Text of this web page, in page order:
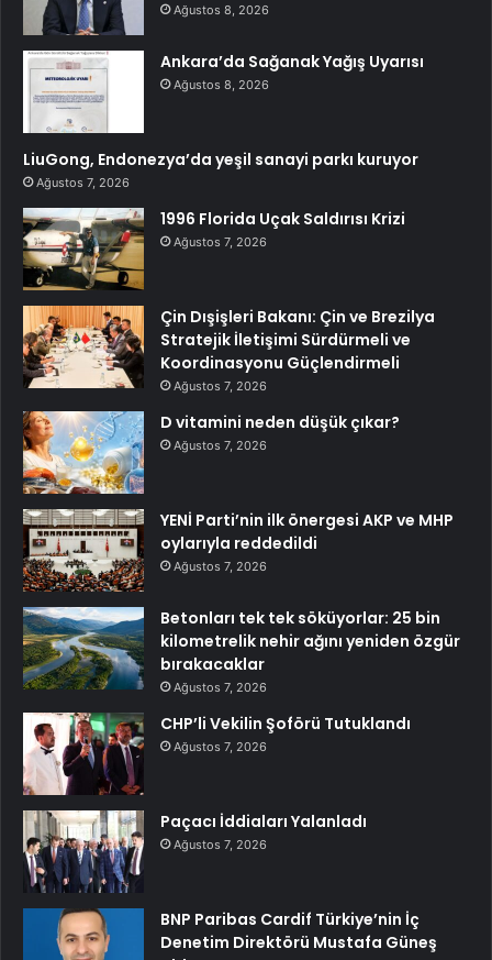
Ağustos 8, 2026
Ankara’da Sağanak Yağış Uyarısı
Ağustos 8, 2026
LiuGong, Endonezya’da yeşil sanayi parkı kuruyor
Ağustos 7, 2026
1996 Florida Uçak Saldırısı Krizi
Ağustos 7, 2026
Çin Dışişleri Bakanı: Çin ve Brezilya
Stratejik İletişimi Sürdürmeli ve
Koordinasyonu Güçlendirmeli
Ağustos 7, 2026
D vitamini neden düşük çıkar?
Ağustos 7, 2026
YENİ Parti’nin ilk önergesi AKP ve MHP
oylarıyla reddedildi
Ağustos 7, 2026
Betonları tek tek söküyorlar: 25 bin
kilometrelik nehir ağını yeniden özgür
bırakacaklar
Ağustos 7, 2026
CHP’li Vekilin Şoförü Tutuklandı
Ağustos 7, 2026
Paçacı İddiaları Yalanladı
Ağustos 7, 2026
BNP Paribas Cardif Türkiye’nin İç
Denetim Direktörü Mustafa Güneş